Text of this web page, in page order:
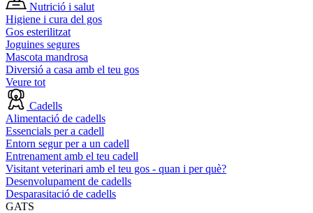
Nutrició i salut
Higiene i cura del gos
Gos esterilitzat
Joguines segures
Mascota mandrosa
Diversió a casa amb el teu gos
Veure tot
Cadells
Alimentació de cadells
Essencials per a cadell
Entorn segur per a un cadell
Entrenament amb el teu cadell
Visitant veterinari amb el teu gos - quan i per què?
Desenvolupament de cadells
Desparasitació de cadells
GATS